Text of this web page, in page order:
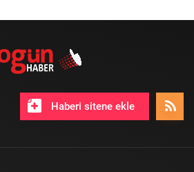
Haberi sitene ekle